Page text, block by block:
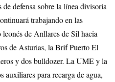
defensa sobre la línea divisoria
trabajando en las
de Anllares de Sil hacia
de Asturias, la Brif Puerto El
y dos bulldozer. La UME y la
auxiliares para recarga de agua,